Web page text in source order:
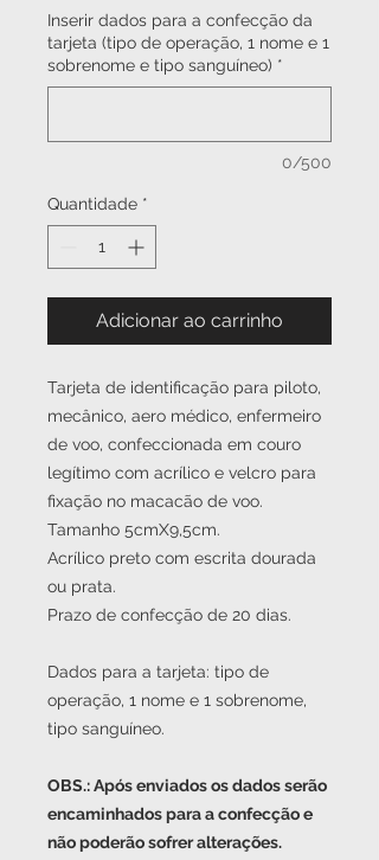
Inserir dados para a confecção da
tarjeta (tipo de operação, 1 nome e 1
sobrenome e tipo sanguíneo) *
0/500
Quantidade *
Adicionar ao carrinho
Tarjeta de identificação para piloto,
mecânico, aero médico, enfermeiro
de voo, confeccionada em couro
legítimo com acrílico e velcro para
fixação no macacão de voo.
Tamanho 5cmX9,5cm.
Acrílico preto com escrita dourada
ou prata.
Prazo de confecção de 20 dias.
Dados para a tarjeta: tipo de
operação, 1 nome e 1 sobrenome,
tipo sanguíneo.
OBS.: Após enviados os dados serão
encaminhados para a confecção e
não poderão sofrer alterações.